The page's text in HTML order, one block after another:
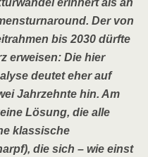
erinnert als an
Der von
bis 2030 dürfte
erweisen: Die hier
deutet eher auf
Jahrzehnte hin. Am
Lösung, die alle
klassische
die sich – wie einst